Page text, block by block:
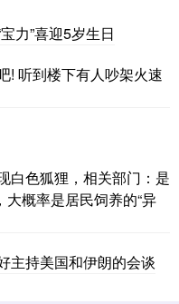
力”喜迎5岁生日
! 听到楼下有人吵架火速
白色狐狸，相关部门：是
概率是居民饲养的“异
主持美国和伊朗的会谈